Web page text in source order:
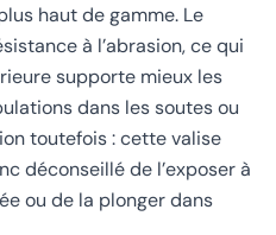
haut de gamme. Le
à l’abrasion, ce qui
supporte mieux les
dans les soutes ou
toutefois : cette valise
déconseillé de l’exposer à
ou de la plonger dans